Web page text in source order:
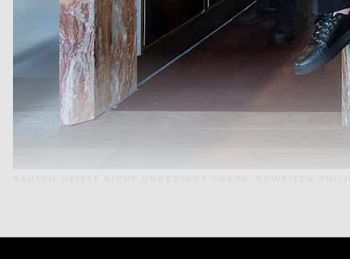
RAUSCH HEISST NICHT UNBEDINGT CHAOS, BEWEISEN